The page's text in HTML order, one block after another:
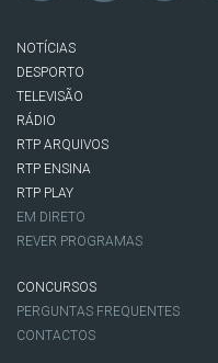
NOTÍCIAS
DESPORTO
TELEVISÃO
RÁDIO
RTP ARQUIVOS
RTP ENSINA
RTP PLAY
EM DIRETO
REVER PROGRAMAS
CONCURSOS
PERGUNTAS FREQUENTES
CONTACTOS